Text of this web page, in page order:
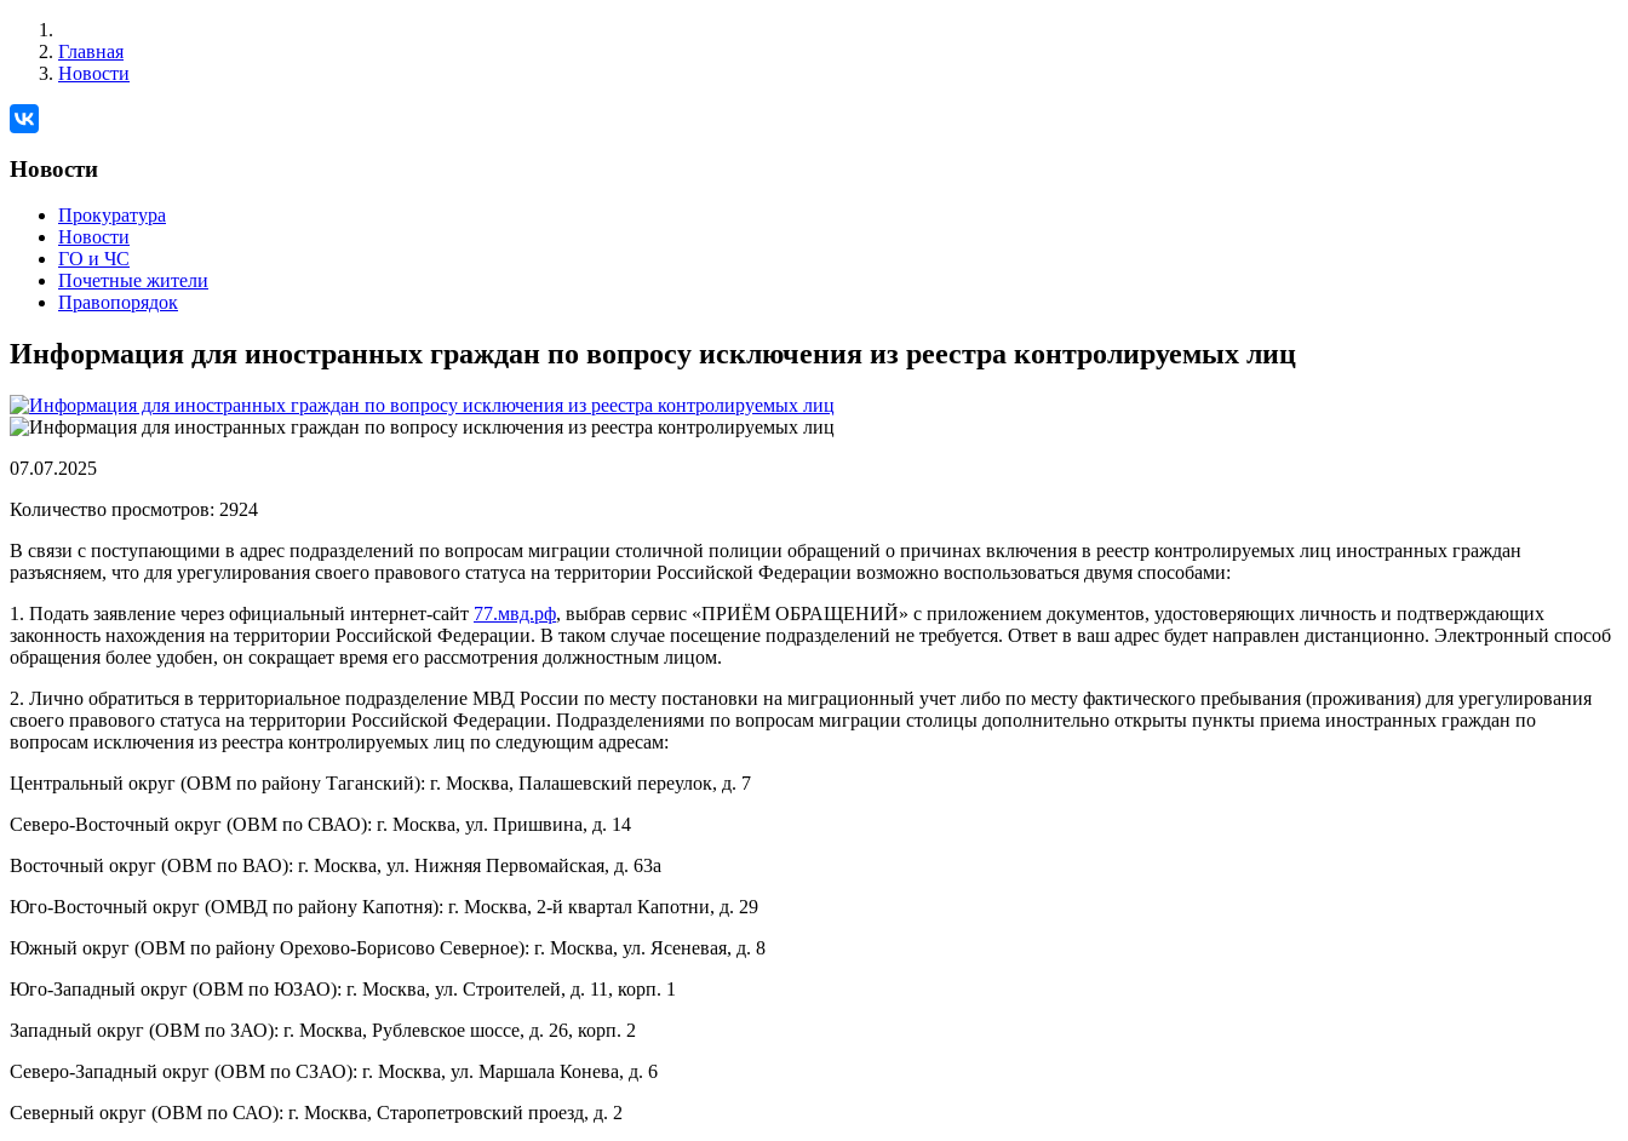
Главная
Новости
Новости
Прокуратура
Новости
ГО и ЧС
Почетные жители
Правопорядок
Информация для иностранных граждан по вопросу исключения из реестра контролируемых лиц
07.07.2025
Количество просмотров: 2924
В связи с поступающими в адрес подразделений по вопросам миграции столичной полиции обращений о причинах включения в реестр контролируемых лиц иностранных граждан
разъясняем, что для урегулирования своего правового статуса на территории Российской Федерации возможно воспользоваться двумя способами:
1. Подать заявление через официальный интернет-сайт 77.мвд.рф, выбрав сервис «ПРИЁМ ОБРАЩЕНИЙ» с приложением документов, удостоверяющих личность и подтверждающих
законность нахождения на территории Российской Федерации. В таком случае посещение подразделений не требуется. Ответ в ваш адрес будет направлен дистанционно. Электронный способ
обращения более удобен, он сокращает время его рассмотрения должностным лицом.
2. Лично обратиться в территориальное подразделение МВД России по месту постановки на миграционный учет либо по месту фактического пребывания (проживания) для урегулирования
своего правового статуса на территории Российской Федерации. Подразделениями по вопросам миграции столицы дополнительно открыты пункты приема иностранных граждан по
вопросам исключения из реестра контролируемых лиц по следующим адресам:
Центральный округ (ОВМ по району Таганский): г. Москва, Палашевский переулок, д. 7
Северо-Восточный округ (ОВМ по СВАО): г. Москва, ул. Пришвина, д. 14
Восточный округ (ОВМ по ВАО): г. Москва, ул. Нижняя Первомайская, д. 63а
Юго-Восточный округ (ОМВД по району Капотня): г. Москва, 2-й квартал Капотни, д. 29
Южный округ (ОВМ по району Орехово-Борисово Северное): г. Москва, ул. Ясеневая, д. 8
Юго-Западный округ (ОВМ по ЮЗАО): г. Москва, ул. Строителей, д. 11, корп. 1
Западный округ (ОВМ по ЗАО): г. Москва, Рублевское шоссе, д. 26, корп. 2
Северо-Западный округ (ОВМ по СЗАО): г. Москва, ул. Маршала Конева, д. 6
Северный округ (ОВМ по САО): г. Москва, Старопетровский проезд, д. 2